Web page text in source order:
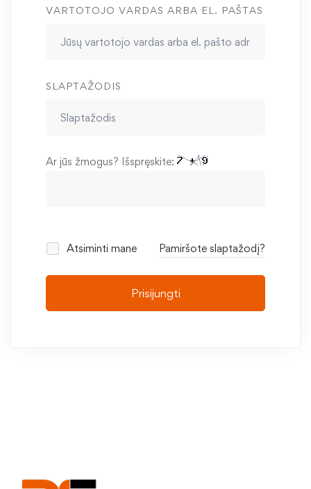
VARTOTOJO VARDAS ARBA EL. PAŠTAS
SLAPTAŽODIS
Ar jūs žmogus? Išspręskite:
Atsiminti mane Pamiršote slaptažodį?
Prisijungti